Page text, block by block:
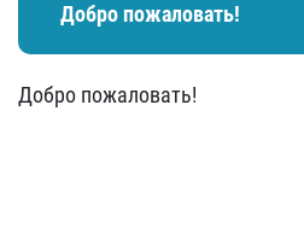
Добро пожаловать!
Добро пожаловать!